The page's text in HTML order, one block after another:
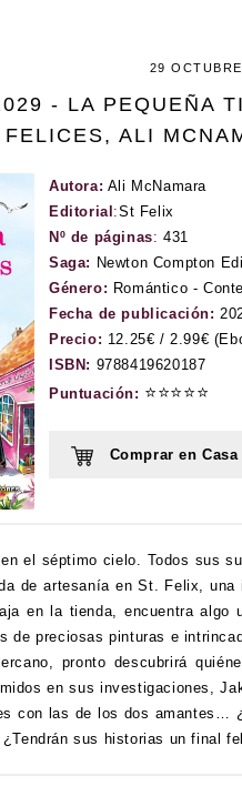
29
- LA PEQUEÑA
FELICES, ALI
Autora: Ali McNamara
Editorial :St Felix
Nº de páginas: 431
Saga: Newton Compton
Género: Romántico -
Fecha de publicación:
Precio: 12.25€ / 2.99€
ISBN: 9788419620187
Puntuación: ⭐⭐⭐⭐⭐
Comprar en
el séptimo cielo. Todos sus
de artesanía en St. Felix,
en la tienda, encuentra algo
de preciosas pinturas e
pronto descubrirá
en sus investigaciones,
con las de los dos amantes…
sus historias un final